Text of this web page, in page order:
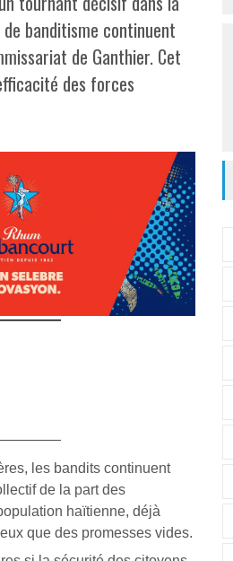
banditisme continuent
de Ganthier. Cet
des forces
les bandits continuent
de la part des
haïtienne, déjà
que des promesses vides.